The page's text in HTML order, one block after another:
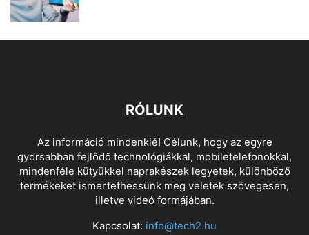
RÓLUNK
Az információ mindenkié! Célunk, hogy az egyre
gyorsabban fejlődő technológiákkal, mobiletelefonokkal,
mindenféle kütyükkel naprakészek legyetek, különböző
termékeket ismertethessünk meg veletek szövegesen,
illetve videó formájában.
Kapcsolat: info@tech2.hu